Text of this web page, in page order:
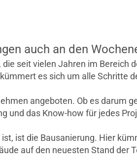
auch an den
seit vielen Jahren im Bereich
es sich um alle Schritte
angeboten. Ob es darum
das Know-how für jedes
ist die Bausanierung. Hier
auf den neuesten Stand der